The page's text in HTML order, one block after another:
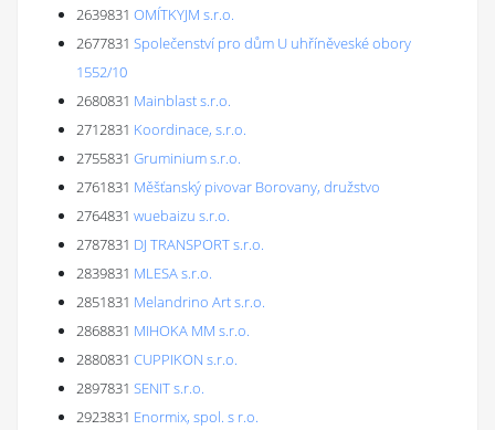
2639831 OMÍTKYJM s.r.o.
2677831 Společenství pro dům U uhříněveské obory
1552/10
2680831 Mainblast s.r.o.
2712831 Koordinace, s.r.o.
2755831 Gruminium s.r.o.
2761831 Měšťanský pivovar Borovany, družstvo
2764831 wuebaizu s.r.o.
2787831 DJ TRANSPORT s.r.o.
2839831 MLESA s.r.o.
2851831 Melandrino Art s.r.o.
2868831 MIHOKA MM s.r.o.
2880831 CUPPIKON s.r.o.
2897831 SENIT s.r.o.
2923831 Enormix, spol. s r.o.